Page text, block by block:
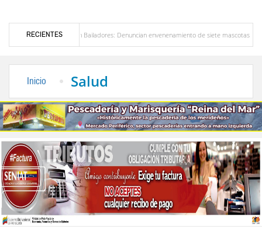
RECIENTES
en Bailadores: Denuncian envenenamiento de siete mascotas en El Rincón de La
Inicio Salud